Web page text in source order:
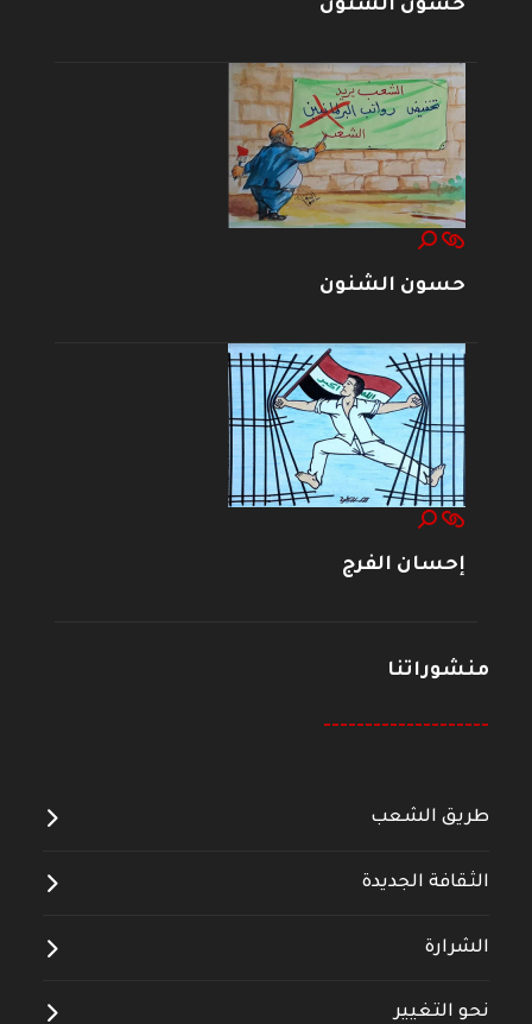
حسون الشنون
حسون الشنون
إحسان الفرج
منشوراتنا
--------------------
طريق الشعب
الثقافة الجديدة
الشرارة
نحو التغيير